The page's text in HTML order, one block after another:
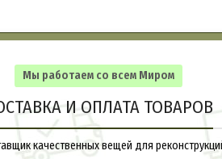
Мы работаем со всем Миром
И ОПЛАТА ТОВАРОВ
качественных вещей для
ГЛАВНАЯ